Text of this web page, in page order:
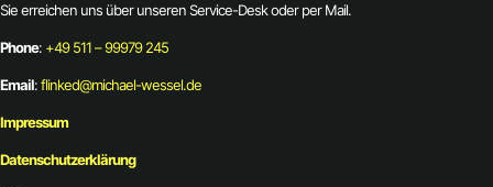
Sie erreichen uns über unseren Service-Desk oder per Mail.
Phone: +49 511 – 99979 245
Email:flinked@michael-wessel.de
Impressum
Datenschutzerklärung